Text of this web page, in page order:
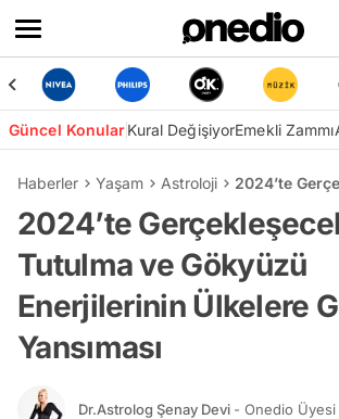
Güncel KonularKural DeğişiyorEmekli Zammı
Haberler Yaşam Astroloji 2024’te
2024’te
Tutulma ve Gökyüzü
Enerjilerinin Ülkelere
Yansıması
Dr.Astrolog Şenay Devi - Onedio Üyesi